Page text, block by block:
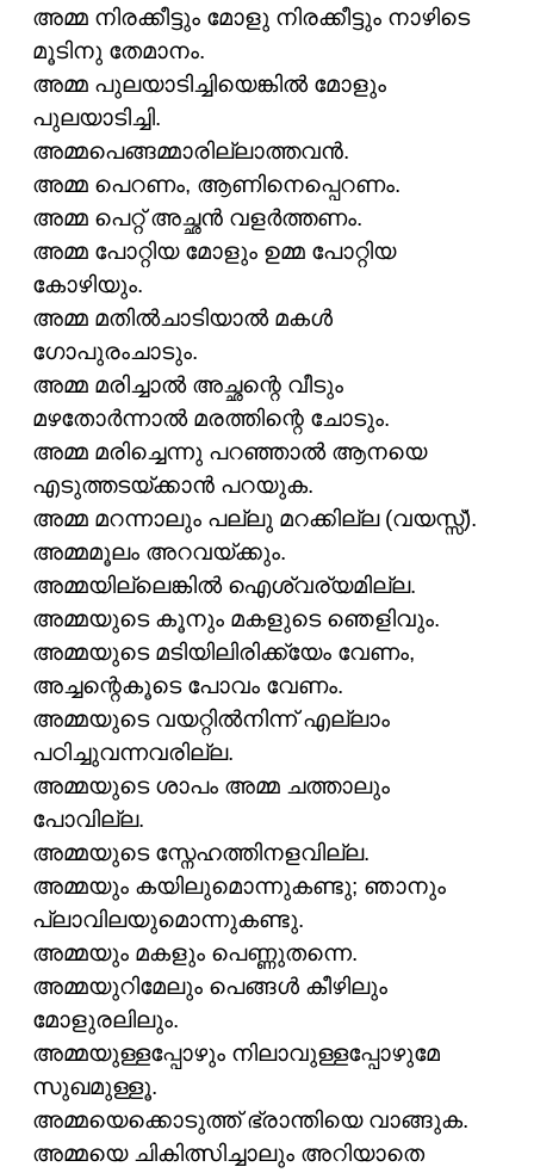
അമ്മ നിരക്കീട്ടും മോളു നിരക്കീട്ടും നാഴിടെ
മൂടിനു തേമാനം.
അമ്മ പുലയാടിച്ചിയെങ്കിൽ മോളും
പുലയാടിച്ചി.
അമ്മപെങ്ങമ്മാരില്ലാത്തവൻ.
അമ്മ പെറണം, ആണിനെപ്പെറണം.
അമ്മ പെറ്റ് അച്ഛൻ വളർത്തണം.
അമ്മ പോറ്റിയ മോളും ഉമ്മ പോറ്റിയ
കോഴിയും.
അമ്മ മതിൽചാടിയാൽ മകൾ
ഗോപുരംചാടും.
അമ്മ മരിച്ചാൽ അച്ഛന്റെ വീടും
മഴതോർന്നാൽ മരത്തിന്റെ ചോടും.
അമ്മ മരിച്ചെന്നു പറഞ്ഞാൽ ആനയെ
എടുത്തടയ്ക്കാൻ പറയുക.
അമ്മ മറന്നാലും പല്ലു മറക്കില്ല (വയസ്സ്).
അമ്മമൂലം അറവയ്ക്കും.
അമ്മയില്ലെങ്കിൽ ഐശ്വര്യമില്ല.
അമ്മയുടെ കൂനും മകളുടെ ഞെളിവും.
അമ്മയുടെ മടിയിലിരിക്ക്യേം വേണം,
അച്ചന്റെകൂടെ പോവം വേണം.
അമ്മയുടെ വയറ്റിൽനിന്ന് എല്ലാം
പഠിച്ചുവന്നവരില്ല.
അമ്മയുടെ ശാപം അമ്മ ചത്താലും
പോവില്ല.
അമ്മയുടെ സ്നേഹത്തിനളവില്ല.
അമ്മയും കയിലുമൊന്നുകണ്ടു; ഞാനും
പ്ലാവിലയുമൊന്നുകണ്ടു.
അമ്മയും മകളും പെണ്ണുതന്നെ.
അമ്മയുറിമേലും പെങ്ങൾ കീഴിലും
മോളുരലിലും.
അമ്മയുള്ളപ്പോഴും നിലാവുള്ളപ്പോഴുമേ
സുഖമുള്ളൂ.
അമ്മയെക്കൊടുത്ത് ഭ്രാന്തിയെ വാങ്ങുക.
അമ്മയെ ചികിത്സിച്ചാലും അറിയാതെ